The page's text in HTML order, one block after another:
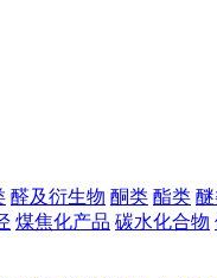
醛及衍生物 酮类 酯类
煤焦化产品 碳水化合物